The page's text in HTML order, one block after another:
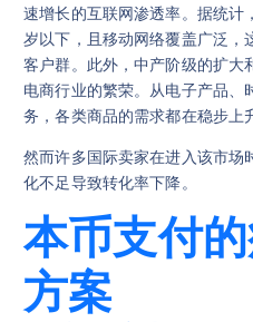
速增长的互联网渗透率。据统
岁以下，且移动网络覆盖广泛，
客户群。此外，中产阶级的扩大
电商行业的繁荣。从电子产品、
务，各类商品的需求都在稳步上
然而许多国际卖家在进入该市场
化不足导致转化率下降。
本币支付
方案